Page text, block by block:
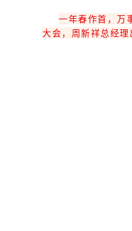
一年春作首，万
大会，周新祥总经理